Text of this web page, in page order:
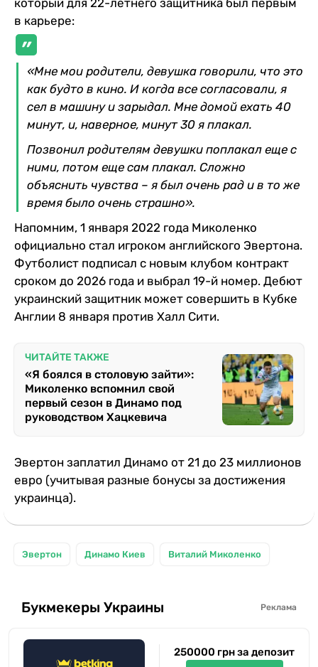
в карьере:
«Мне мои родители, девушка говорили, что это
как будто в кино. И когда все согласовали, я
сел в машину и зарыдал. Мне домой ехать 40
минут, и, наверное, минут 30 я плакал.
Позвонил родителям девушки поплакал еще с
ними, потом еще сам плакал. Сложно
объяснить чувства – я был очень рад и в то же
время было очень страшно».
Напомним, 1 января 2022 года Миколенко
официально стал игроком английского Эвертона.
Футболист подписал с новым клубом контракт
сроком до 2026 года и выбрал 19-й номер. Дебют
украинский защитник может совершить в Кубке
Англии 8 января против Халл Сити.
ЧИТАЙТЕ ТАКЖЕ
«Я боялся в столовую зайти»:
Миколенко вспомнил свой
первый сезон в Динамо под
руководством Хацкевича
Эвертон заплатил Динамо от 21 до 23 миллионов
евро (учитывая разные бонусы за достижения
украинца).
Эвертон Динамо Киев Виталий Миколенко
Букмекеры Украины Реклама
250000 грн за депозит